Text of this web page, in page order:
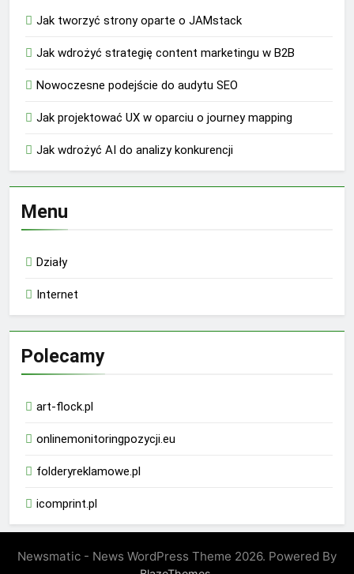
Jak tworzyć strony oparte o JAMstack
Jak wdrożyć strategię content marketingu w B2B
Nowoczesne podejście do audytu SEO
Jak projektować UX w oparciu o journey mapping
Jak wdrożyć AI do analizy konkurencji
Menu
Działy
Internet
Polecamy
art-flock.pl
onlinemonitoringpozycji.eu
folderyreklamowe.pl
icomprint.pl
Newsmatic - News WordPress Theme 2026. Powered By